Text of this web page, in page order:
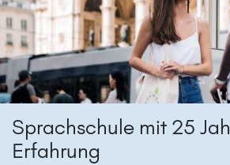
Sprachschule mit 25
Erfahrung